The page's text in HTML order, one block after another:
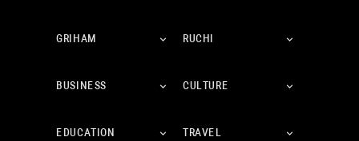
GRIHAM RUCHI
BUSINESS CULTURE
EDUCATION TRAVEL